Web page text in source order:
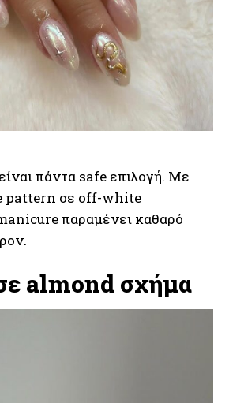
πάντα safe επιλογή. Με
pattern σε off-white
παραμένει καθαρό
almond σχήμα